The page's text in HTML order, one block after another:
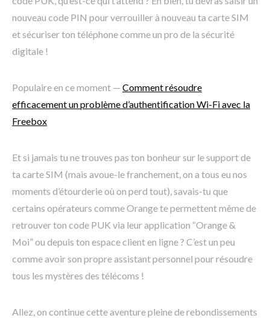
nouveau code PIN pour verrouiller à nouveau ta carte SIM
et sécuriser ton téléphone comme un pro de la sécurité
digitale !
Populaire en ce moment — Comment résoudre
efficacement un problème d’authentification Wi-Fi avec la
Freebox
Et si jamais tu ne trouves pas ton bonheur sur le support de
ta carte SIM (mais avoue-le franchement, on a tous eu nos
moments d’étourderie où on perd tout), savais-tu que
certains opérateurs comme Orange te permettent même de
retrouver ton code PUK via leur application “Orange &
Moi” ou depuis ton espace client en ligne ? C’est un peu
comme avoir son propre assistant personnel pour résoudre
tous les mystères des télécoms !
Allez, on continue cette aventure pleine de rebondissements